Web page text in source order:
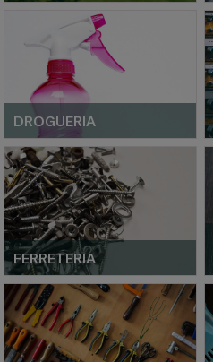
DROGUERIA
FERRETERIA